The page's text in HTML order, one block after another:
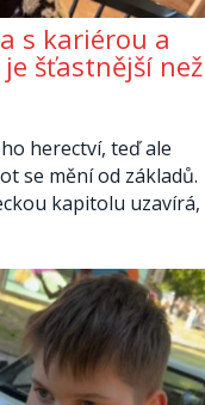
s kariérou a
šťastnější než
herectví, teď ale
se mění od základů.
kapitolu uzavírá,